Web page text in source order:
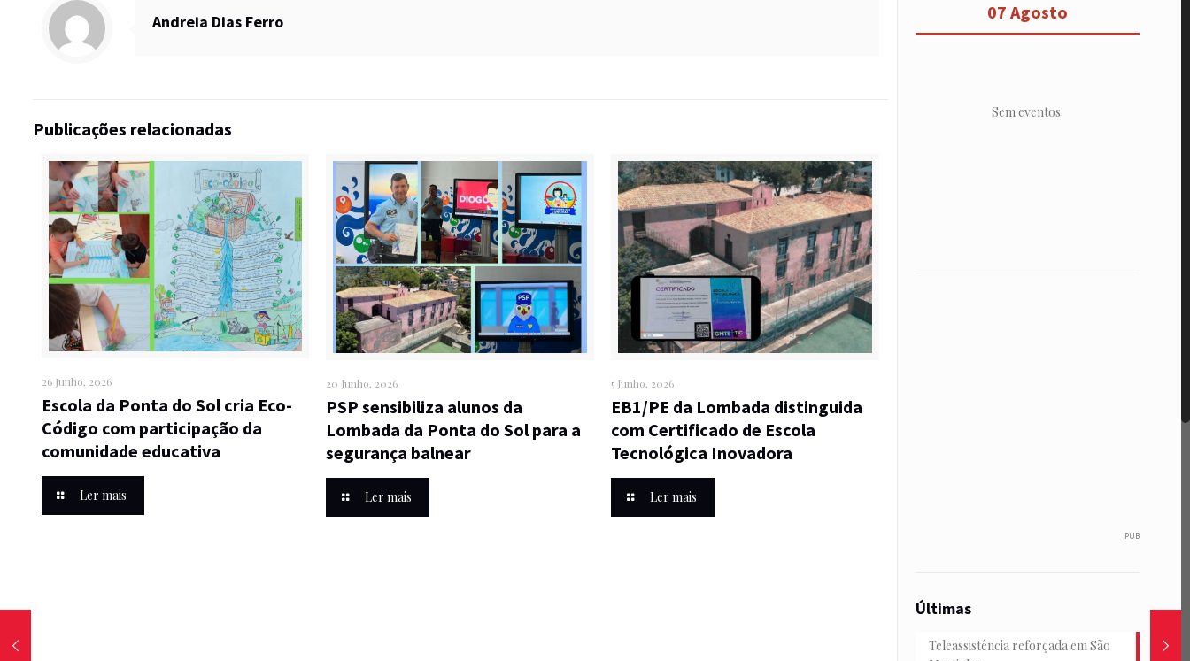
Andreia Dias Ferro
Publicações relacionadas
26 Junho, 2026
Escola da Ponta do Sol cria Eco-
Código com participação da
comunidade educativa
Ler mais
20 Junho, 2026
PSP sensibiliza alunos da
Lombada da Ponta do Sol para a
segurança balnear
Ler mais
5 Junho, 2026
EB1/PE da Lombada distinguida
com Certificado de Escola
Tecnológica Inovadora
Ler mais
07 Agosto
Sem eventos.
PUB
Últimas
Teleassistência reforçada em São